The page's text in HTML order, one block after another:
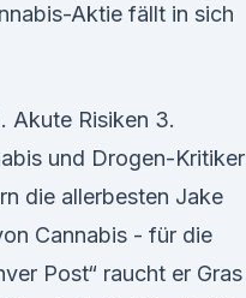
Aktie fällt in sich
Akute Risiken 3.
und Drogen-
die allerbesten Jake
Cannabis - für die
Post“ raucht er Gras